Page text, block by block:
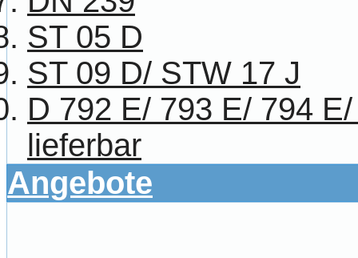
ST 05 D
ST 09 D/ STW 17 J
D 792 E/ 793 E/ 794
lieferbar
Angebote